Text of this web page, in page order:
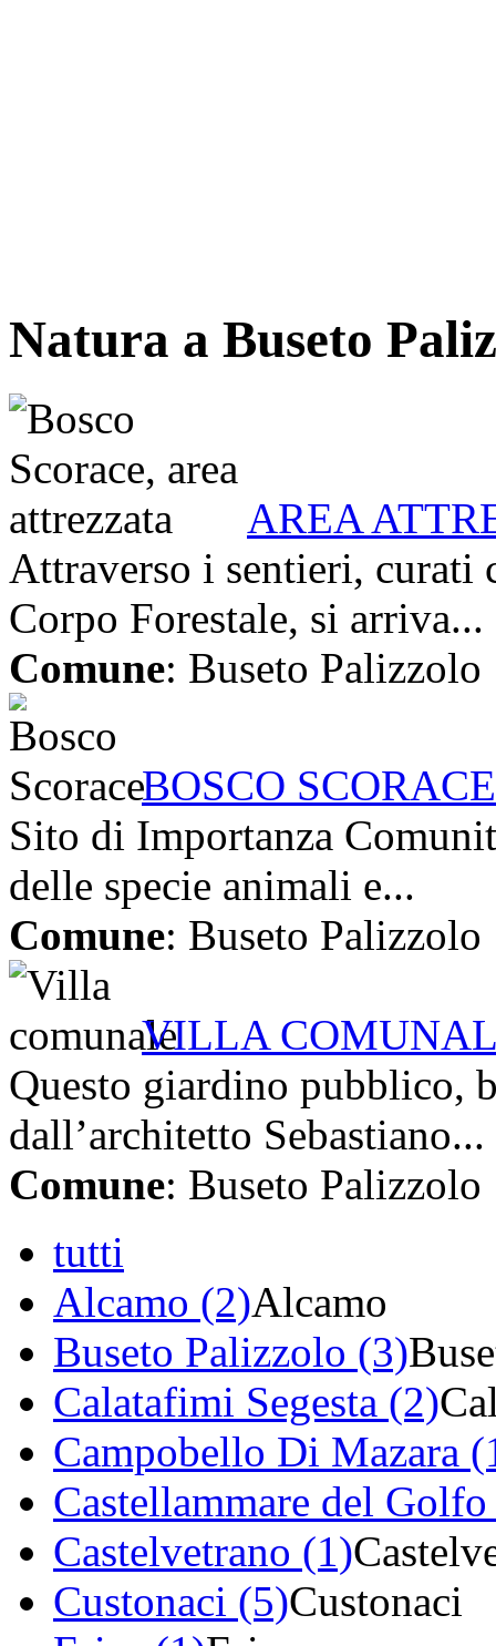
Natura a Buseto
AREA
Attraverso i sentieri, curati
Corpo Forestale, si arriva...
Comune: Buseto Palizzolo
BOSCO
Sito di Importanza
delle specie animali e...
Comune: Buseto Palizzolo
VILLA
Questo giardino pubblico,
dall’architetto Sebastiano...
Comune: Buseto Palizzolo
tutti
Alcamo (2)Alcamo
Buseto Palizzolo (3)
Calatafimi Segesta (2)
Campobello Di Mazara
Castellammare del
Castelvetrano (1)
Custonaci (5)Custonaci